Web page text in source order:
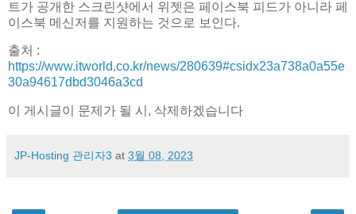
트가 공개한 스크린샷에서 위젯은 페이스북 피드가 아니라 페
이스북 메신저를 지원하는 것으로 보인다.
출처 :
https://www.itworld.co.kr/news/280639#csidx23a738a0a55e
30a94617dbd3046a3cd
이 게시글이 문제가 될 시, 삭제하겠습니다
JP-Hosting 관리자3 at 3월 08, 2023